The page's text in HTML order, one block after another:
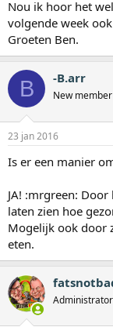
Nou ik hoor het
volgende week
Groeten Ben.
B -B.arr
New member
23 jan 2016
Is er een manier
JA! :mrgreen:
laten zien hoe
Mogelijk ook door
eten.
Administrator